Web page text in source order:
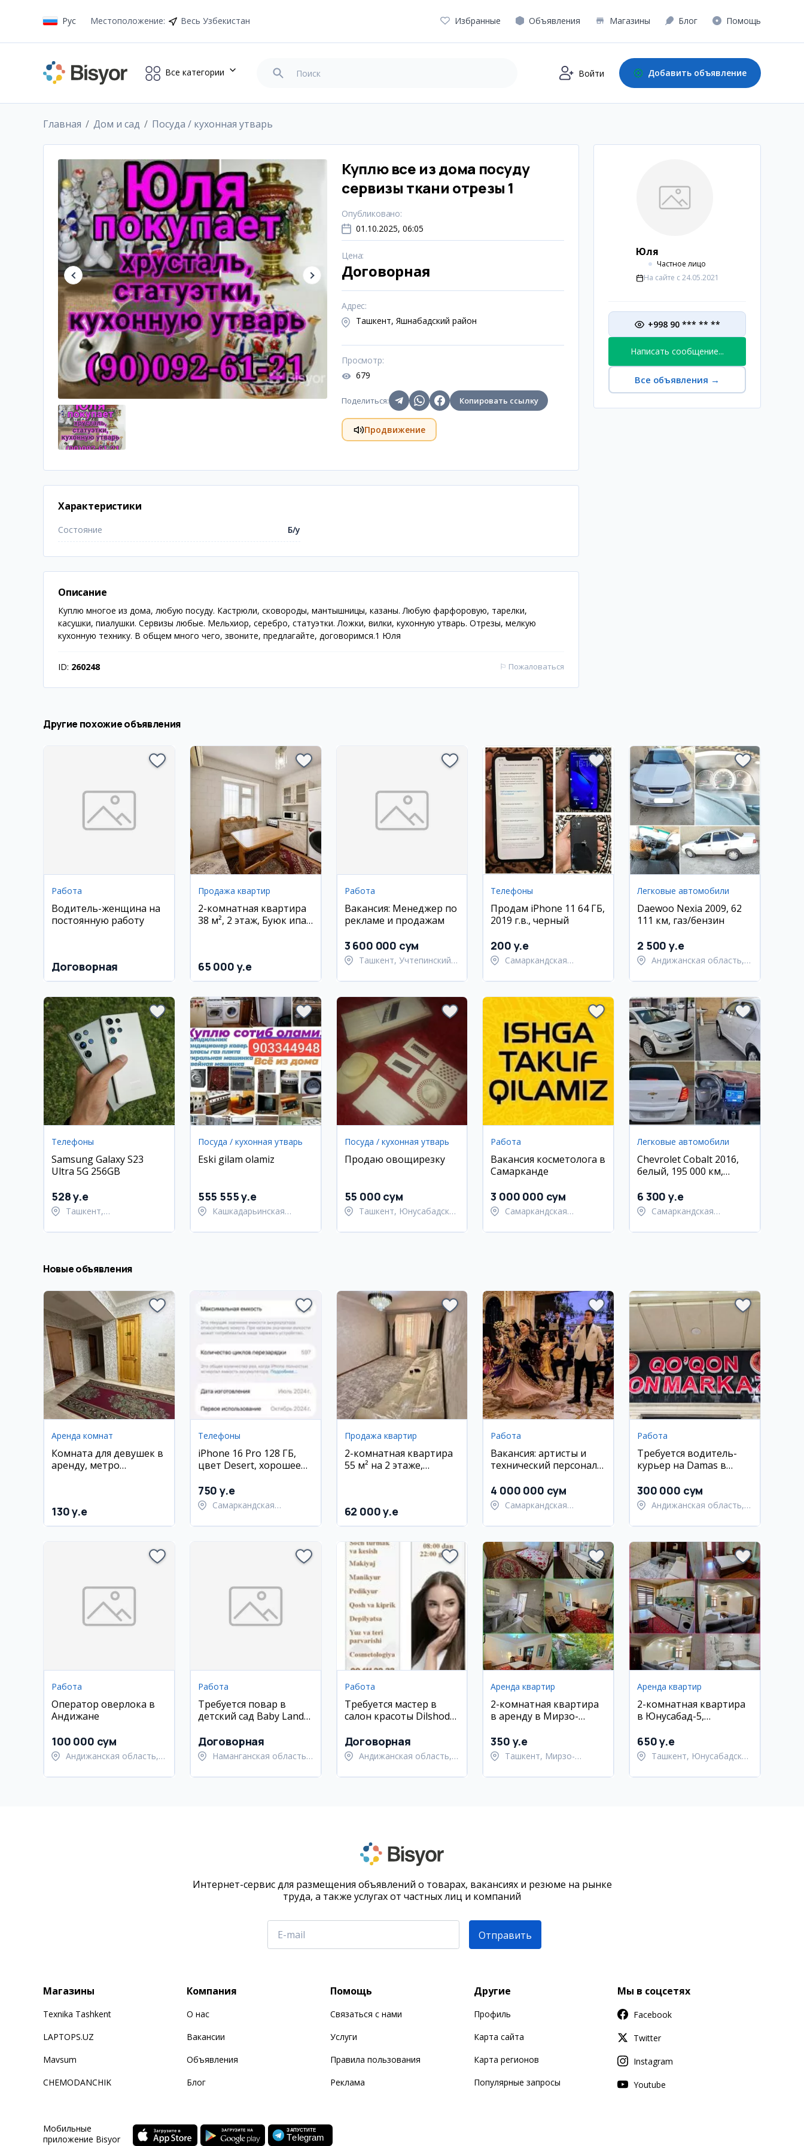
Рус Местоположение: Весь Узбекистан Избранные Объявления Магазины Блог Помощь
Все категории Войти Добавить объявление
Главная Дом и сад Посуда / кухонная утварь
Куплю все из дома посуду
сервизы ткани отрезы 1
Опубликовано:
01.10.2025, 06:05
Цена:
Договорная
Адрес:
Ташкент, Яшнабадский район
Просмотр:
679
Поделиться: Копировать ссылку
Продвижение
Характеристики
Состояние Б/у
Описание
Куплю многое из дома, любую посуду. Кастрюли, сковороды, мантышницы, казаны. Любую фарфоровую, тарелки,
касушки, пиалушки. Сервизы любые. Мельхиор, серебро, статуэтки. Ложки, вилки, кухонную утварь. Отрезы, мелкую
кухонную технику. В общем много чего, звоните, предлагайте, договоримся.1 Юля
ID: 260248 ⚐ Пожаловаться
Юля
Частное лицо
На сайте с 24.05.2021
+998 90 *** ** **
Написать сообщение...
Все объявления →
Другие похожие объявления
Работа
Водитель-женщина на
постоянную работу
Договорная
Продажа квартир
2-комнатная квартира
38 м², 2 этаж, Буюк ипак
65 000 y.e
Работа
Вакансия: Менеджер по
рекламе и продажам
3 600 000 сум
Ташкент, Учтепинский
Телефоны
Продам iPhone 11 64 ГБ,
2019 г.в., черный
200 y.e
Самаркандская
Самаркандский район
Легковые автомобили
Daewoo Nexia 2009, 62
111 км, газ/бензин
2 500 y.e
Андижанская область,
Телефоны
Samsung Galaxy S23
Ultra 5G 256GB
528 y.e
Ташкент,
Посуда / кухонная утварь
Eski gilam olamiz
555 555 y.e
Кашкадарьинская
Шахрисабзский район
Посуда / кухонная утварь
Продаю овощирезку
55 000 сум
Ташкент, Юнусабадский
Работа
Вакансия косметолога в
Самарканде
3 000 000 сум
Самаркандская
Самаркандский район
Легковые автомобили
Chevrolet Cobalt 2016,
белый, 195 000 км,
Самарканд
6 300 y.e
Самаркандская
Самаркандский район
Новые объявления
Аренда комнат
Комната для девушек в
аренду, метро
130 y.e
Телефоны
iPhone 16 Pro 128 ГБ,
цвет Desert, хорошее
750 y.e
Самаркандская
Самаркандский район
Продажа квартир
2-комнатная квартира
55 м² на 2 этаже,
62 000 y.e
Работа
Вакансия: артисты и
технический персонал в
4 000 000 сум
Самаркандская
Самаркандский район
Работа
Требуется водитель-
курьер на Damas в
300 000 сум
Андижанская область,
Работа
Оператор оверлока в
Андижане
100 000 сум
Андижанская область,
Работа
Требуется повар в
детский сад Baby Land
Договорная
Наманганская область,
Работа
Требуется мастер в
салон красоты Dilshoda
Договорная
Андижанская область,
Аренда квартир
2-комнатная квартира
в аренду в Мирзо-
Корасу-6
350 y.e
Ташкент, Мирзо-
Аренда квартир
2-комнатная квартира
в Юнусабад-5,
мебелью и техникой
650 y.e
Ташкент, Юнусабадский
Интернет-сервис для размещения объявлений о товарах, вакансиях и резюме на рынке
труда, а также услугах от частных лиц и компаний
Отправить
Магазины
Texnika Tashkent
LAPTOPS.UZ
Mavsum
CHEMODANCHIK
Компания
О нас
Вакансии
Объявления
Блог
Помощь
Связаться с нами
Услуги
Правила пользования
Реклама
Другие
Профиль
Карта сайта
Карта регионов
Популярные запросы
Мы в соцсетях
Facebook
Twitter
Instagram
Youtube
Мобильные
приложение Bisyor